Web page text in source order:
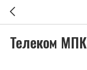
Телеком МПК